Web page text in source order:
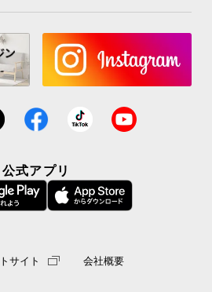
公式アプリ
サイト 会社概要